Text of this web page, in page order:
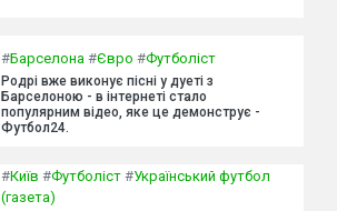
#Барселона #Євро #Футболіст
Родрі вже виконує пісні у дуеті з
Барселоною - в інтернеті стало
популярним відео, яке це демонструє -
Футбол24.
#Київ #Футболіст #Український футбол
(газета)